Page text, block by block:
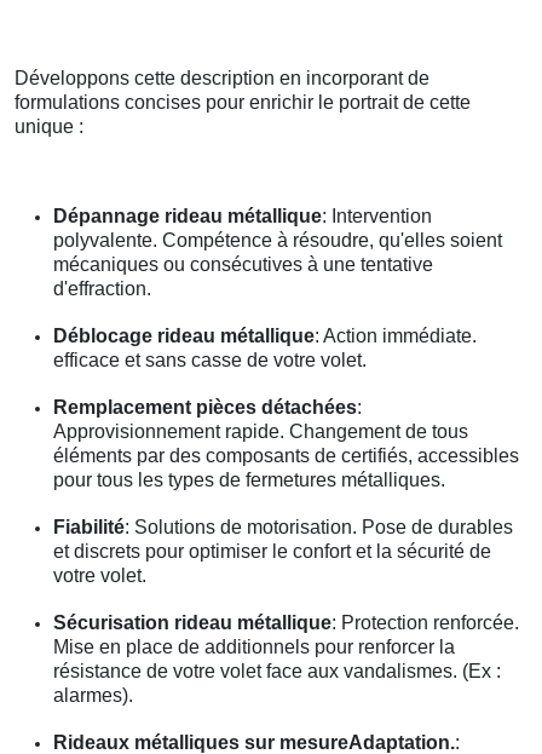
Développons cette description en incorporant de
formulations concises pour enrichir le portrait de cette
unique :
Dépannage rideau métallique: Intervention
polyvalente. Compétence à résoudre, qu'elles soient
mécaniques ou consécutives à une tentative
d'effraction.
Déblocage rideau métallique: Action immédiate.
efficace et sans casse de votre volet.
Remplacement pièces détachées:
Approvisionnement rapide. Changement de tous
éléments par des composants de certifiés, accessibles
pour tous les types de fermetures métalliques.
Fiabilité: Solutions de motorisation. Pose de durables
et discrets pour optimiser le confort et la sécurité de
votre volet.
Sécurisation rideau métallique: Protection renforcée.
Mise en place de additionnels pour renforcer la
résistance de votre volet face aux vandalismes. (Ex :
alarmes).
Rideaux métalliques sur mesureAdaptation.: